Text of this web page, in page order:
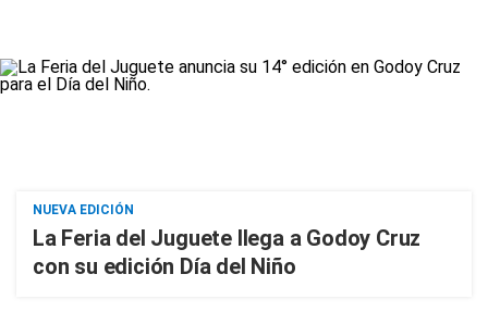
NUEVA EDICIÓN
La Feria del Juguete llega a Godoy Cruz
con su edición Día del Niño